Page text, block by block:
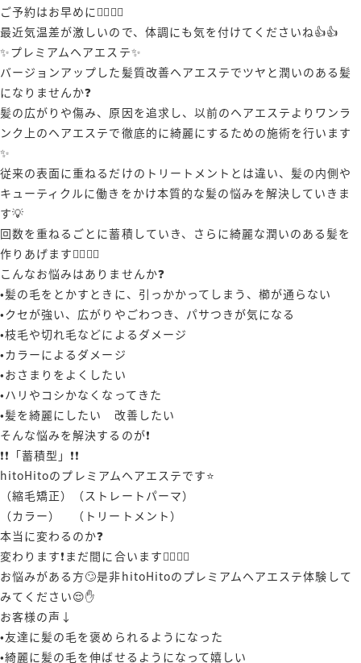
ご予約はお早めに🙋‍♂️🙋‍♀️
最近気温差が激しいので、体調にも気を付けてくださいね👍👍
✨プレミアムヘアエステ✨
バージョンアップした髪質改善ヘアエステでツヤと潤いのある髪
になりませんか❓
髪の広がりや傷み、原因を追求し、以前のヘアエステよりワンラ
ンク上のヘアエステで徹底的に綺麗にするための施術を行います
✨
従来の表面に重ねるだけのトリートメントとは違い、髪の内側や
キューティクルに働きをかけ本質的な髪の悩みを解決していきま
す💡
回数を重ねるごとに蓄積していき、さらに綺麗な潤いのある髪を
作りあげます🙋‍♂️🙋‍♀️
こんなお悩みはありませんか❓
•髪の毛をとかすときに、引っかかってしまう、櫛が通らない
•クセが強い、広がりやごわつき、パサつきが気になる
•枝毛や切れ毛などによるダメージ
•カラーによるダメージ
•おさまりをよくしたい
•ハリやコシかなくなってきた
•髪を綺麗にしたい 改善したい
そんな悩みを解決するのが❗️
❗️❗️「蓄積型」❗️❗️
hitoHitoのプレミアムヘアエステです⭐️
（縮毛矯正）（ストレートパーマ）
（カラー） （トリートメント）
本当に変わるのか❓
変わります❗️まだ間に合います🙋‍♂️🙋‍♀️
お悩みがある方🙄是非hitoHitoのプレミアムヘアエステ体験して
みてください😌✋️
お客様の声↓
•友達に髪の毛を褒められるようになった
•綺麗に髪の毛を伸ばせるようになって嬉しい